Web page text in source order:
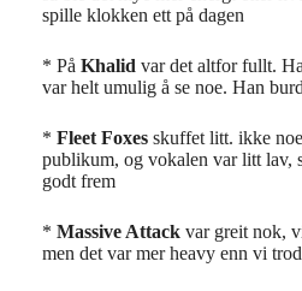
spille klokken ett på dagen
* På Khalid var det altfor fullt.
var helt umulig å se noe. Han
* Fleet Foxes skuffet litt. ikke
publikum, og vokalen var litt lav,
godt frem
* Massive Attack var greit nok,
men det var mer heavy enn vi